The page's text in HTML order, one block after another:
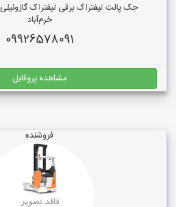
جک پالت لیفتراک برقی لیفتراک
خرم‌آباد
09926578091
مشاهده پروفایل
فروشنده